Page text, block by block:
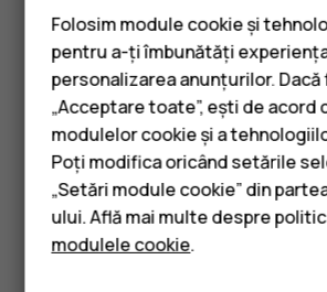
Smartphone-uri
Telefoane
Accesorii
Tablete
Derulați la
Dicţionar și selectați o limbă.
Pentru a comuta între textul predictiv și
apăsați de mai multe ori tasta#.
Pentru a opri textul predictiv, selectați
derulați laDicţionar, apoi selectațiText
dezactivat.
Folosim module cookie și
pentru a-ți îmbunătăți
personalizarea anunțurilor. Dacă
„Acceptare toate”, ești de acord
modulelor cookie și a
Poți modifica oricând setările
„Setări module cookie” din
ului. Află mai multe despre
modulele cookie.